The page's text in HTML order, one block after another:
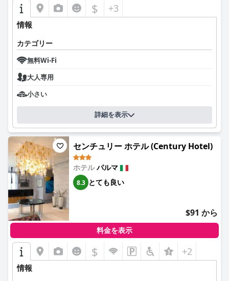
$ +3
情報
カテゴリー
無料Wi-Fi
大人専用
小さい
詳細を表示
センチュリー ホテル (Century Hotel)
ホテルパルマ
8.3 とても良い
$91 から
料金を表示
$ +2
情報